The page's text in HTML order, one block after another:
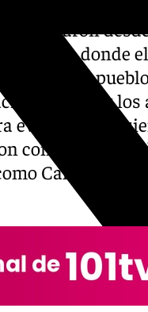
enfrentaron
Alfafar, donde
«El primer
a limpiar
evitar que
con la revisión
Calicanto